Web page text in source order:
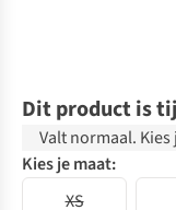
Dit product is
Valt normaal.
Kies je maat:
XS